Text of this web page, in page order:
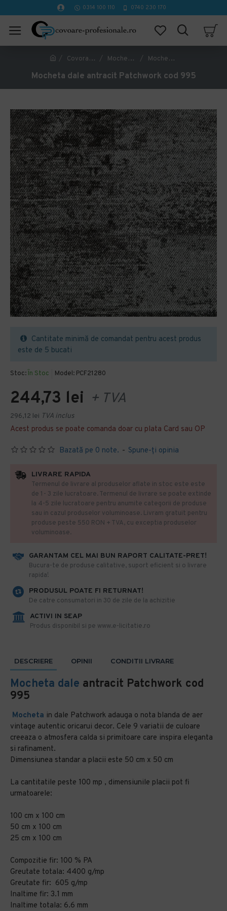
0314 100 110 0740 230 170
Covorase Profesionale Mochete Birou si Horeca Mocheta dale antracit Patchwork cod 995
Mocheta dale antracit Patchwork cod 995
Stoc: În Stoc Model: PCF21280
Bazată pe 0 note. - Spune-ţi opinia
244,73 lei + TVA
296,12 lei TVA inclus
Acest produs se poate comanda doar cu plata Card sau OP
Cantitate minimă de comandat pentru acest produs
este de 5 bucati
GARANTAM CEL MAI BUN RAPORT CALITATE-PRET!
​Bucura-te de produse calitative, suport eficient si o livrare
rapida!
PRODUSUL POATE FI RETURNAT!
De catre consumatori in 30 de zile de la achizitie
ACTIVI IN SEAP
Produs disponibil si pe www.e-licitatie.ro
LIVRARE RAPIDA
Termenul de livrare al produselor aflate in stoc este este
de 1- 3 zile lucratoare. Termenul de livrare se poate extinde
la 4-5 zile lucratoare pentru anumite categorii de produse
sau in cazul produselor voluminoase. Livram gratuit pentru
produse peste 550 RON + TVA, cu exceptia produselor
voluminoase.
DESCRIERE OPINII CONDITII LIVRARE
Mocheta dale antracit Patchwork cod
995
Mocheta in dale Patchwork adauga o nota blanda de aer
vintage autentic oricarui decor. Cele 9 variatii de culoare
creeaza o atmosfera calda si primitoare care inspira eleganta
si rafinament.
Dimensiunea standar a placii este 50 cm x 50 cm
La cantitatile peste 100 mp , dimensiunile placii pot fi
urmatoarele:
100 cm x 100 cm
50 cm x 100 cm
25 cm x 100 cm
Compozitie fir: 100 % PA
Greutate totala: 4400 g/mp
Greutate fir: 605 g/mp
Inaltime fir: 3.1 mm
Inaltime totala: 6.6 mm